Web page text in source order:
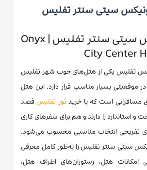
سیتی سنتر تفلیس
هتل اونیکس سیتی سنتر تفلیس | Onyx
City Center
اونیکس تفلیس یکی از هتل‌های خوب شهر تفلیس
موقعیتی بسیار مناسب قرار دارد. این هتل
مسافرانی است که با خرید تور تفلیس قصد
و استاندارد را دارند و هم برای سفرهای کاری
تفریحی انتخاب مناسبی محسوب می‌شود.
سیتی سنتر تفلیس را به‌طور کامل معرفی
امکانات هتل، رستوران‌های اطراف هتل،